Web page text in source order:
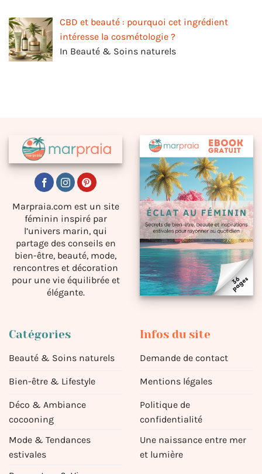
CBD et beauté : pourquoi cet ingrédient
intéresse la cosmétologie ?
In Beauté & Soins naturels
Marpraia.com est un site
féminin inspiré par
l’univers marin, qui
partage des conseils en
bien-être, beauté, mode,
rencontres et décoration
pour une vie équilibrée et
élégante.
Catégories
Beauté & Soins naturels
Bien-être & Lifestyle
Déco & Ambiance
cocooning
Mode & Tendances
estivales
Infos du site
Demande de contact
Mentions légales
Politique de
confidentialité
Une naissance entre mer
et lumière